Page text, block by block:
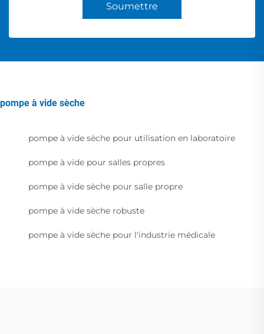
Soumettre
pompe à vide sèche
pompe à vide sèche pour utilisation en laboratoire
pompe à vide pour salles propres
pompe à vide sèche pour salle propre
pompe à vide sèche robuste
pompe à vide sèche pour l'industrie médicale